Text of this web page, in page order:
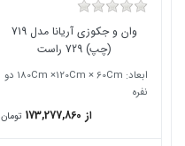
وان و جکوزی آریانا مدل 719
(چپ) 729 راست
ابعاد: ۱80Cm ×120Cm × 60Cm دو
نفره
از 173,277,860 تومان